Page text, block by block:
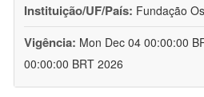
Instituição/UF/País: Fundação
Vigência: Mon Dec 04 00:00:00
00:00:00 BRT 2026